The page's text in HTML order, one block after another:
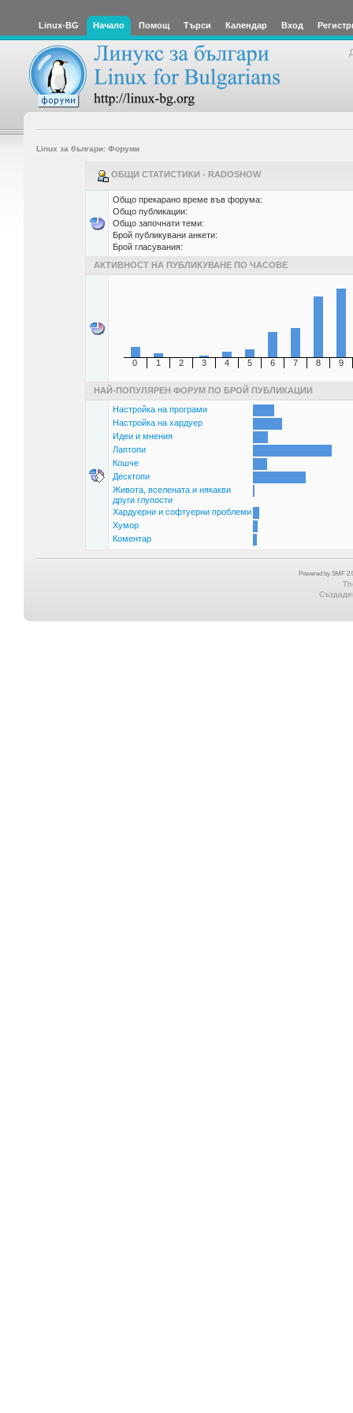
Linux-BG Начало Помощ Търси Календар Вход
Linux за българи: Форуми
ОБЩИ СТАТИСТИКИ - RADOSHOW
Общо прекарано време във форума:
Общо публикации:
Общо започнати теми:
Брой публикувани анкети:
Брой гласувания:
АКТИВНОСТ НА ПУБЛИКУВАНЕ ПО ЧАСОВЕ
0 1 2 3 4 5 6 7 8 9
НАЙ-ПОПУЛЯРЕН ФОРУМ ПО БРОЙ ПУБЛИКАЦИИ
Настройка на програми
Настройка на хардуер
Идеи и мнения
Лаптопи
Кошче
Десктопи
Живота, вселената и някакви
други глупости
Хардуерни и софтуерни проблеми
Хумор
Коментар
Powered by SMF